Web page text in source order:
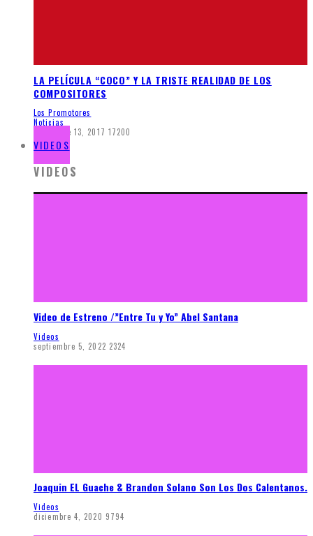
LA PELÍCULA “COCO” Y LA TRISTE REALIDAD DE LOS
COMPOSITORES
Los Promotores
Noticias
diciembre 13, 2017 17200
VIDEOS
VIDEOS
Video de Estreno /”Entre Tu y Yo” Abel Santana
Videos
septiembre 5, 2022 2324
Joaquin EL Guache & Brandon Solano Son Los Dos Calentanos.
Videos
diciembre 4, 2020 9794